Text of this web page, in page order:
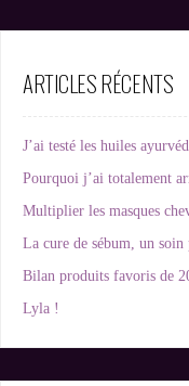
ARTICLES RÉCENTS
J’ai testé les huiles
Pourquoi j’ai totalement
Multiplier les masques
La cure de sébum, un
Bilan produits favoris de
Lyla !